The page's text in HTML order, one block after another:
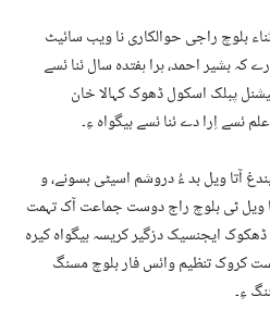
بلوچ راجی حوالکاری نا ویب سائیٹ
کہ بشیر احمد، ہرا ہفتدہ سال ئنا ئسے
پبلک اسکول ڈھوک کہالا خان
ئسے اِرا دے ئنا ئسے بیگواہ ءِ۔
آتا ویل بد ءُ دروشم اسیٹی بسونے، و
ویل ٹی بلوچ راج دوست جماعت آک تہمت
ڈھکوک ایجنسیک دزگیر کریسہ بیگواہ کیرہ
کروک تنظیم وائس فار بلوچ مسنگ